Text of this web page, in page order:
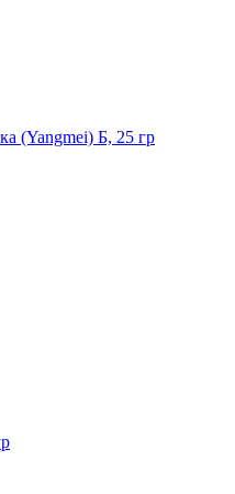
(Yangmei) Б, 25 гр